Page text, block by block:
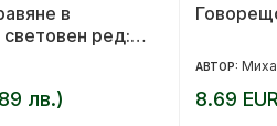
в
ред:
или се
лв.)
АВТОР:
8.69